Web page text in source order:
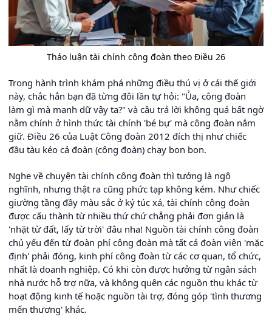
Thảo luận tài chính công đoàn theo Điều 26
Trong hành trình khám phá những điều thú vị ở cái thế giới
này, chắc hẳn bạn đã từng đôi lần tự hỏi: "Ủa, công đoàn
làm gì mà mạnh dữ vậy ta?" và câu trả lời không quá bất ngờ
nằm chính ở hình thức tài chính 'bé bự' mà công đoàn nắm
giữ. Điều 26 của Luật Công đoàn 2012 đích thị như chiếc
đầu tàu kéo cả đoàn (công đoàn) chạy bon bon.
Nghe về chuyện tài chính công đoàn thì tưởng là ngộ
nghĩnh, nhưng thật ra cũng phức tạp không kém. Như chiếc
giường tầng đầy màu sắc ở ký túc xá, tài chính công đoàn
được cấu thành từ nhiều thứ chứ chẳng phải đơn giản là
'nhặt từ đất, lấy từ trời' đâu nha! Nguồn tài chính công đoàn
chủ yếu đến từ đoàn phí công đoàn mà tất cả đoàn viên 'mặc
định' phải đóng, kinh phí công đoàn từ các cơ quan, tổ chức,
nhất là doanh nghiệp. Có khi còn được hưởng từ ngân sách
nhà nước hỗ trợ nữa, và không quên các nguồn thu khác từ
hoạt động kinh tế hoặc nguồn tài trợ, đóng góp 'tình thương
mến thương' khác.